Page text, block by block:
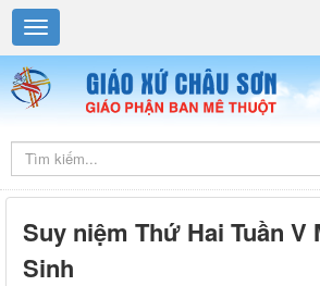
Suy niệm Thứ Hai Tuần V
Sinh